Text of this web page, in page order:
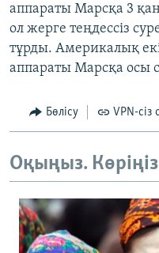
Басқа тілдерде
аппараты Марсқа 3
ол жерге теңдессіз
тұрды. Америкалық
аппараты Марсқа осы
Бөлісу VPN-сіз
Оқыңыз.